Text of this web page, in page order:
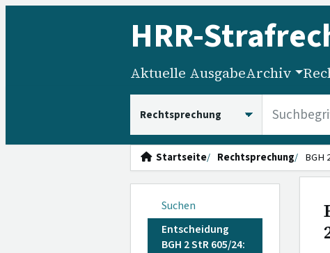
HRR-
Aktuelle AusgabeArchiv
Startseite Rechtsprechung BGH
Suchen
Entscheidung
BGH 2 StR 605/24: